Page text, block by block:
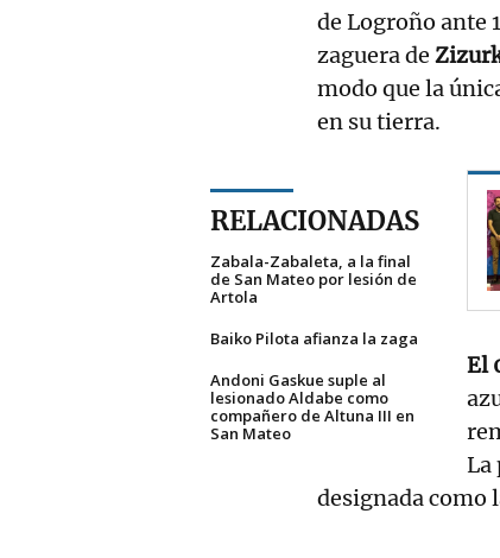
de Logroño ante
zaguera de
modo que la
en su tierra.
RELACIONADAS
Zabala-Zabaleta, a la final
de San Mateo por lesión de
Artola
Baiko Pilota afianza la zaga
Andoni Gaskue suple al
lesionado Aldabe como
compañero de Altuna III en
San Mateo
El
La
designada como